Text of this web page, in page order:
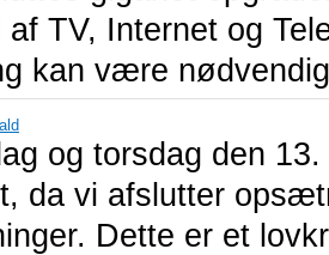
TV, Internet og
kan være
og torsdag den
da vi afslutter
Dette er et